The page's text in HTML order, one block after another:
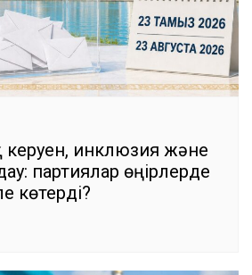
инклюзия және
партиялар өңірлерде
көтерді?